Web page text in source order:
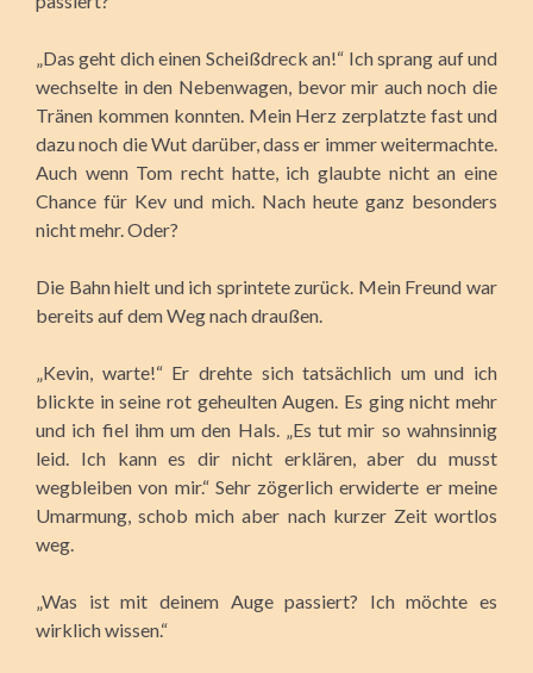
„Das geht dich einen Scheißdreck an!“ Ich sprang auf und
wechselte in den Nebenwagen, bevor mir auch noch die
Tränen kommen konnten. Mein Herz zerplatzte fast und
dazu noch die Wut darüber, dass er immer weitermachte.
Auch wenn Tom recht hatte, ich glaubte nicht an eine
Chance für Kev und mich. Nach heute ganz besonders
nicht mehr. Oder?
Die Bahn hielt und ich sprintete zurück. Mein Freund war
bereits auf dem Weg nach draußen.
„Kevin, warte!“ Er drehte sich tatsächlich um und ich
blickte in seine rot geheulten Augen. Es ging nicht mehr
und ich fiel ihm um den Hals. „Es tut mir so wahnsinnig
leid. Ich kann es dir nicht erklären, aber du musst
wegbleiben von mir.“ Sehr zögerlich erwiderte er meine
Umarmung, schob mich aber nach kurzer Zeit wortlos
weg.
„Was ist mit deinem Auge passiert? Ich möchte es
wirklich wissen.“